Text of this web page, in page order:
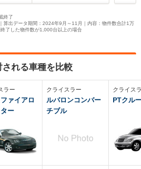
終了
算出データ期間：2024年9月～11月｜内容：物件数合計1万
了した物件数が1,000台以上の場合
れる車種を比較
ラー
ァイアロ
ー
クライスラー
ルバロンコンバー
チブル
クライス
PTクル